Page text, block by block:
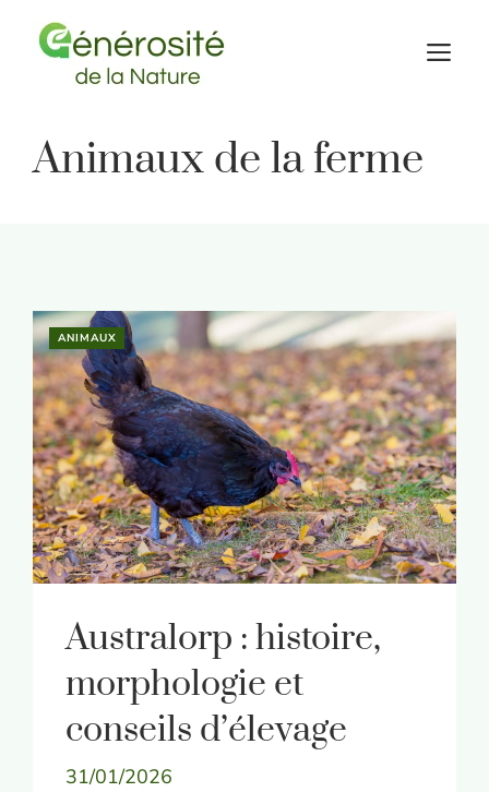
Animaux de la ferme
ANIMAUX
Australorp : histoire,
morphologie et
conseils d’élevage
31/01/2026